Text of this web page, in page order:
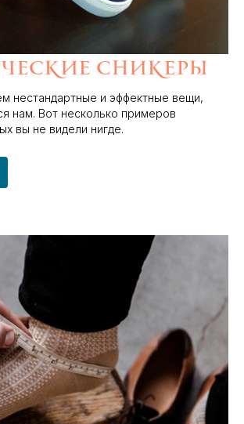
сникеры
нестандартные и эффектные вещи,
нам. Вот несколько примеров
вы не видели нигде.